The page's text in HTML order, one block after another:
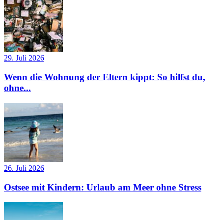
29. Juli 2026
Wenn die Wohnung der Eltern kippt: So hilfst du,
ohne...
26. Juli 2026
Ostsee mit Kindern: Urlaub am Meer ohne Stress